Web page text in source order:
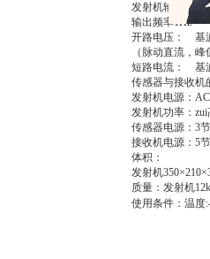
发射机输出特性
输出频率1Hz
开路电压：
基
（脉动直流，峰
短路电流：
基
传感器与接收机
发射机电源：
发射机功率：
传感器电源： 3节
接收机电源： 5节
体积：
发射机
质量：发射机
使用条件：温度